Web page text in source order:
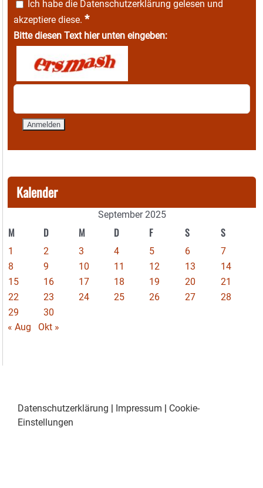
Ich habe die Datenschutzerklärung gelesen und
akzeptiere diese. *
Bitte diesen Text hier unten eingeben:
Kalender
September 2025
M D M D F S S
1 2 3 4 5 6
7
8
9 10 11 12 13
14
15
16 17 18 19 20
21
22
23 24 25 26 27
28
29
30
« Aug
Okt »
Datenschutzerklärung | Impressum | Cookie-
Einstellungen